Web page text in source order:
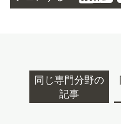
同じ専門分野の
記事